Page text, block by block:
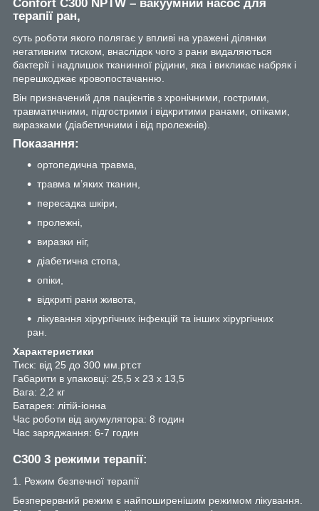
Confort C300 NPTW – вакуумний насос для
терапії ран,
суть роботи якого полягає у впливі на уражені ділянки
негативним тиском, внаслідок чого з рани видаляються
бактерії і надлишок тканинної рідини, яка і викликає набряк і
перешкоджає кровопостачанню.
Він призначений для пацієнтів з хронічними, гострими,
травматичними, підгострими і відкритими ранами, опіками,
виразками (діабетичними і від пролежнів).
Показання:
ортопедична травма,
травма м’яких тканин,
пересадка шкіри,
пролежні,
виразки ніг,
діабетична стопа,
опіки,
відкриті рани живота,
лікування хірургічних інфекцій та інших хірургічних
ран.
Характеристики
Тиск: від 25 до 300 мм.рт.ст
Габарити в упаковці: 25,5 х 23 х 13,5
Вага: 2,2 кг
Батарея: літій-іонна
Час роботи від акумулятора: 8 годин
Час заряджання: 6-7 годин
C300 3 режими терапії:
1. Режим безпечної терапії
Безперервний режим є найпоширенішим режимом лікування.